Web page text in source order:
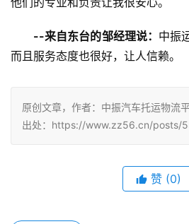
--来自东台的邹经理说： 中振
而且服务态度也很好，让人信赖。
原创文章，作者：中振汽车托运物流
出处：https://www.zz56.cn/posts/
赞 (0)